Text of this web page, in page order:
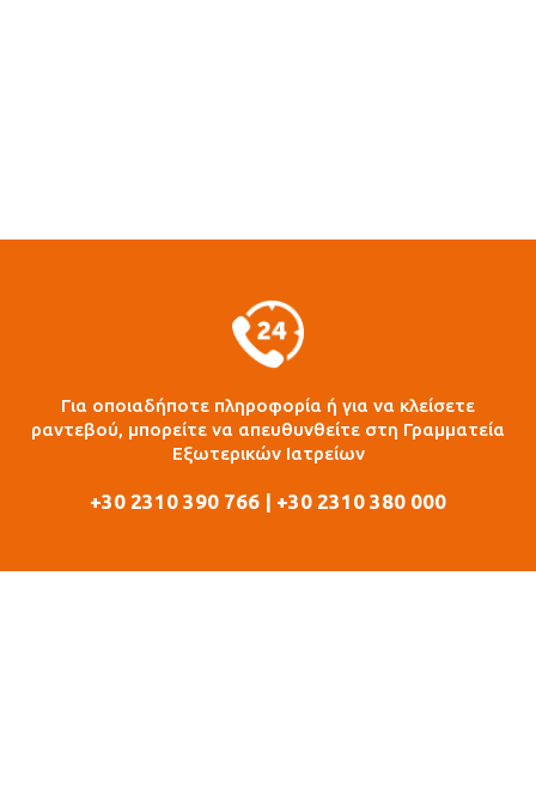
Για οποιαδήποτε πληροφορία ή για να κλείσετε
ραντεβού, μπορείτε να απευθυνθείτε στη Γραμματεία
Εξωτερικών Ιατρείων
+30 2310 390 766 | +30 2310 380 000